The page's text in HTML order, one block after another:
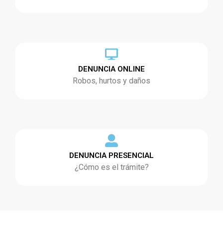
DENUNCIA ONLINE
Robos, hurtos y daños
DENUNCIA PRESENCIAL
¿Cómo es el trámite?